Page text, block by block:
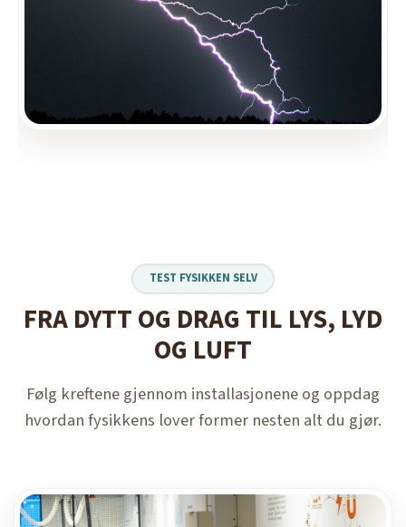
TEST FYSIKKEN SELV
FRA DYTT OG DRAG TIL LYS, LYD
OG LUFT
Følg kreftene gjennom installasjonene og oppdag
hvordan fysikkens lover former nesten alt du gjør.